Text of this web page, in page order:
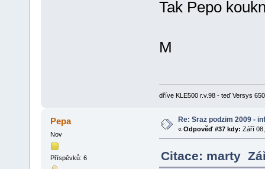
Tak Pepo
M
dříve KLE500 r.v.98 - teď Versys
Pepa
Nov
Příspěvků: 6
Re: Sraz podzim 2009 -
« Odpověď #37 kdy: Září
Citace: marty